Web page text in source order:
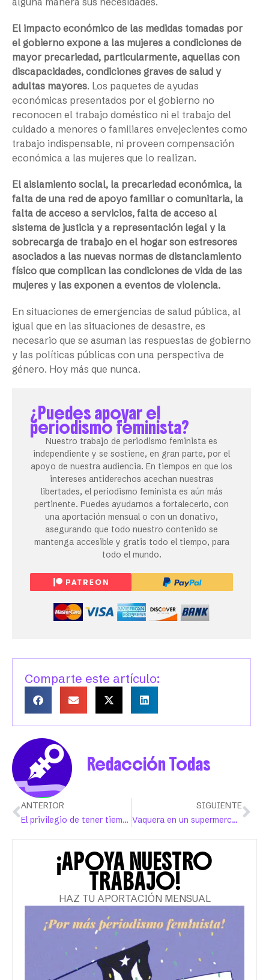
El impacto económico de las medidas tomadas por
el gobierno expone a las mujeres a condiciones de
mayor precariedad, particularmente, aquellas con
discapacidades, condiciones graves de salud y
adultas mayores. Los paquetes de ayudas
económicas presentados por el gobierno no
reconocen el trabajo doméstico ni el trabajo del
cuidado a menores o familiares envejecientes como
trabajo indispensable, ni proveen compensación
económica a las mujeres que lo realizan.
El aislamiento social, la precariedad económica, la
falta de una red de apoyo familiar o comunitaria, la
falta de acceso a servicios, falta de acceso al
sistema de justicia y a representación legal y la
sobrecarga de trabajo en el hogar son estresores
asociados a las nuevas normas de distanciamiento
físico que complican las condiciones de vida de las
mujeres y las exponen a eventos de violencia.
En situaciones de emergencias de salud pública, al
igual que en las situaciones de desastre, es
necesario que se asuman las respuestas de gobierno
y las políticas públicas con una perspectiva de
género. Hoy más que nunca.
¿Puedes apoyar el
periodismo feminista?
Nuestro trabajo de periodismo feminista es
independiente y se sostiene, en gran parte, por el
apoyo de nuestra audiencia. En tiempos en que los
intereses antiderechos acechan nuestras
libertades, el periodismo feminista es aún más
pertinente. Puedes ayudarnos a fortalecerlo, con
una aportación mensual o con un donativo,
asegurando que todo nuestro contenido se
mantenga accesible y gratis todo el tiempo, para
todo el mundo.
Comparte este artículo:
Redacción Todas
ANTERIOR
El privilegio de tener tiempo
SIGUIENTE
Vaquera en un supermercado
¡APOYA NUESTRO
TRABAJO!
HAZ TU APORTACIÓN MENSUAL